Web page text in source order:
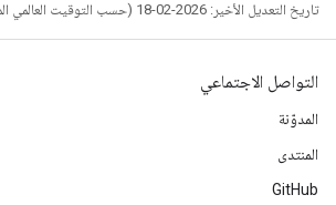
تاريخ التعديل الأخير: 2026-02-18 (حسب التوقيت العالمي المتفَّق عليه)
التواصل الاجتماعي
المدوّنة
المنتدى
GitHub